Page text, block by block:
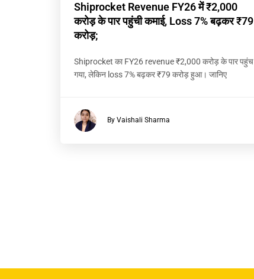
Shiprocket Revenue FY26 में ₹2,000
करोड़ के पार पहुंची कमाई, Loss 7% बढ़कर ₹79
करोड़;
Shiprocket का FY26 revenue ₹2,000 करोड़ के पार पहुंच
गया, लेकिन loss 7% बढ़कर ₹79 करोड़ हुआ। जानिए
By Vaishali Sharma